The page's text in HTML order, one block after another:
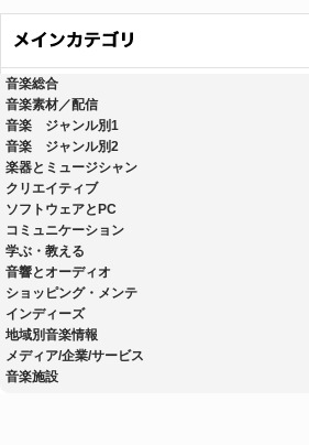
音楽総合
音楽素材／配信
音楽 ジャンル別1
音楽 ジャンル別2
楽器とミュージシャン
クリエイティブ
ソフトウェアとPC
コミュニケーション
学ぶ・教える
音響とオーディオ
ショッピング・メンテ
インディーズ
地域別音楽情報
メディア/企業/サービス
音楽施設